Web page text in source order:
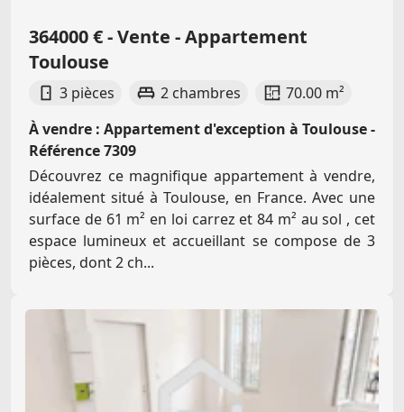
364000 € - Vente - Appartement
Toulouse
3 pièces 2 chambres
70.00 m²
À vendre : Appartement d'exception à Toulouse -
Référence 7309
Découvrez ce magnifique appartement à vendre,
idéalement situé à Toulouse, en France. Avec une
surface de 61 m² en loi carrez et 84 m² au sol , cet
espace lumineux et accueillant se compose de 3
pièces, dont 2 ch...